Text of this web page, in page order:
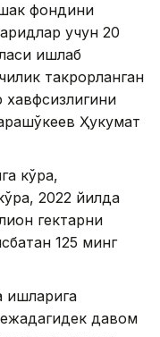
фондини
учун 20
ишлаб
такрорланган
хавфсизлигини
Ҳукумат
кўра,
2022 йилда
гектарни
125 минг
ишларига
давом